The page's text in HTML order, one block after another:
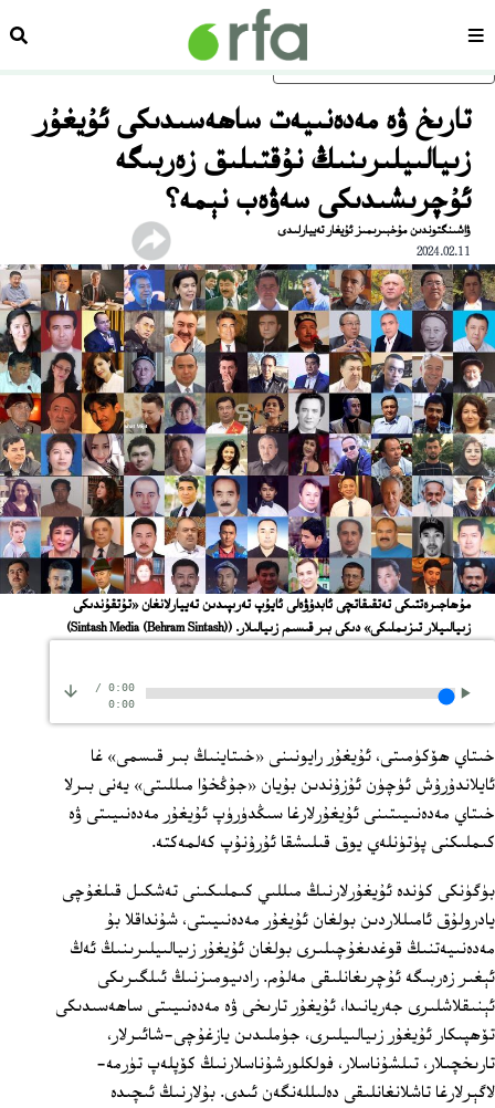
ئاساسلىق مەزمۇنغا ئاتلاڭسەھىپە
تارىخ ۋە مەدەنىيەت ساھەسىدىكى ئۇيغۇر
زىيالىيلىرىنىڭ نۇقتىلىق زەربىگە
ئۇچرىشىدىكى سەۋەب نېمە؟
ۋاشىنگتوندىن مۇخبىرىمىز ئۇيغار تەييارلىدى
2024.02.11
مۇھاجىرەتتىكى تەتقىقاتچى ئابدۇۋەلى ئايۇپ تەرىپىدىن تەييارلانغان «تۇتقۇندىكى
زىيالىيلار تىزىملىكى» دىكى بىر قىسىم زىيالىلار.(Sintash Media (Behram Sintash))
0:00
/
0:00
خىتاي ھۆكۈمىتى، ئۇيغۇر رايونىنى «خىتاينىڭ بىر قىسمى» غا
ئايلاندۇرۇش ئۈچۈن ئۇزۇندىن بۇيان «جۇڭخۇا مىللىتى» يەنى بىرلا
خىتاي مەدەنىيىتىنى ئۇيغۇرلارغا سىڭدۈرۈپ ئۇيغۇر مەدەنىيىتى ۋە
كىملىكنى پۈتۈنلەي يوق قىلىشقا ئۇرۇنۇپ كەلمەكتە.
بۈگۈنكى كۈندە ئۇيغۇرلارنىڭ مىللىي كىملىكىنى تەشكىل قىلغۇچى
يادرولۇق ئامىللاردىن بولغان ئۇيغۇر مەدەنىيىتى، شۇنداقلا بۇ
مەدەنىيەتنىڭ قوغدىغۇچىلىرى بولغان ئۇيغۇر زىيالىيلىرىنىڭ ئەڭ
ئېغىر زەربىگە ئۇچرىغانلىقى مەلۇم. رادىيومىزنىڭ ئىلگىرىكى
ئېنىقلاشلىرى جەريانىدا، ئۇيغۇر تارىخى ۋە مەدەنىيىتى ساھەسىدىكى
تۆھپىكار ئۇيغۇر زىيالىيلىرى، جۈملىدىن يازغۇچى-شائىرلار،
تارىخچىلار، تىلشۇناسلار، فولكلورشۇناسلارنىڭ كۆپلەپ تۈرمە-
لاگېرلارغا تاشلانغانلىقى دەلىللەنگەن ئىدى. بۇلارنىڭ ئىچىدە